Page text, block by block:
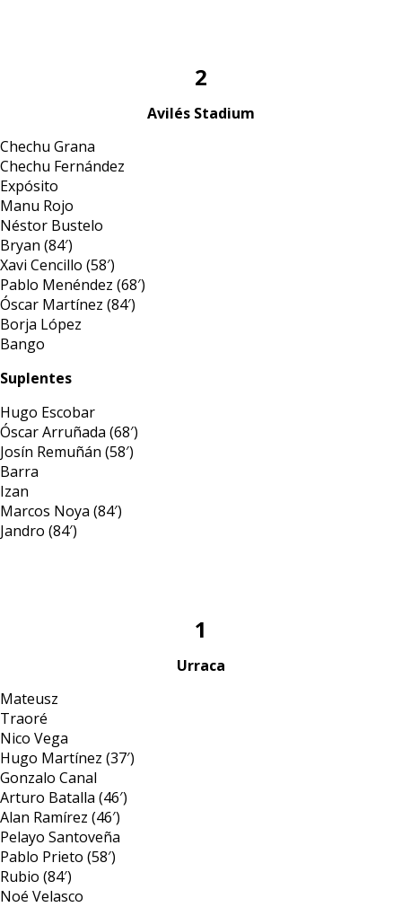
2
Avilés Stadium
Chechu Grana
Chechu Fernández
Expósito
Manu Rojo
Néstor Bustelo
Bryan (84′)
Xavi Cencillo (58′)
Pablo Menéndez (68′)
Óscar Martínez (84′)
Borja López
Bango
Suplentes
Hugo Escobar
Óscar Arruñada (68′)
Josín Remuñán (58′)
Barra
Izan
Marcos Noya (84′)
Jandro (84′)
1
Urraca
Mateusz
Traoré
Nico Vega
Hugo Martínez (37′)
Gonzalo Canal
Arturo Batalla (46′)
Alan Ramírez (46′)
Pelayo Santoveña
Pablo Prieto (58′)
Rubio (84′)
Noé Velasco